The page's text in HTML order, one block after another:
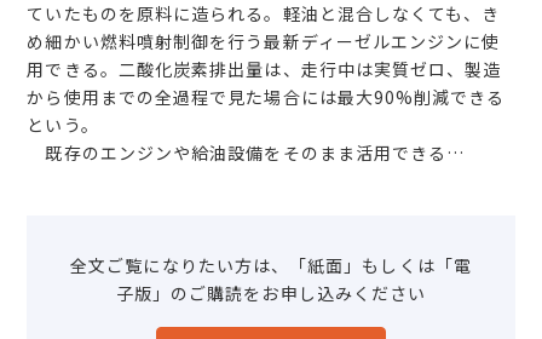
ていたものを原料に造られる。軽油と混合しなくても、き
め細かい燃料噴射制御を行う最新ディーゼルエンジンに使
用できる。二酸化炭素排出量は、走行中は実質ゼロ、製造
から使用までの全過程で見た場合には最大90%削減できる
という。
既存のエンジンや給油設備をそのまま活用できる…
全文ご覧になりたい方は、「紙面」もしくは「電
子版」のご購読をお申し込みください